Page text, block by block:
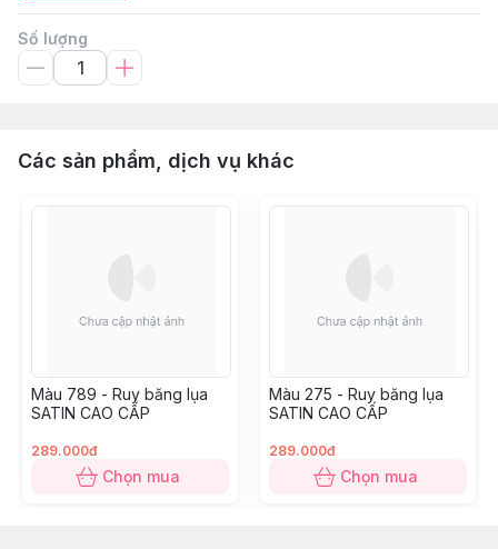
Số lượng
Các sản phẩm, dịch vụ khác
Màu 789 - Ruy băng lụa
SATIN CAO CẤP
289.000đ
Chọn mua
Màu 275 - Ruy băng lụa
SATIN CAO CẤP
289.000đ
Chọn mua